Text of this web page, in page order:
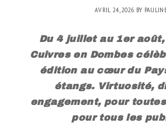
AVRIL 24, 2026 BY
Du 4 juillet au 1er
Cuivres en Dombes
édition au cœur du
étangs. Virtuosité,
engagement, pour
pour tous les